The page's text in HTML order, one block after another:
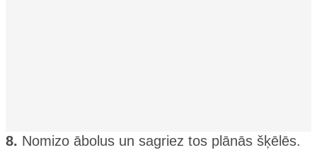
8. Nomizo ābolus un sagriez tos plānās šķēlēs.